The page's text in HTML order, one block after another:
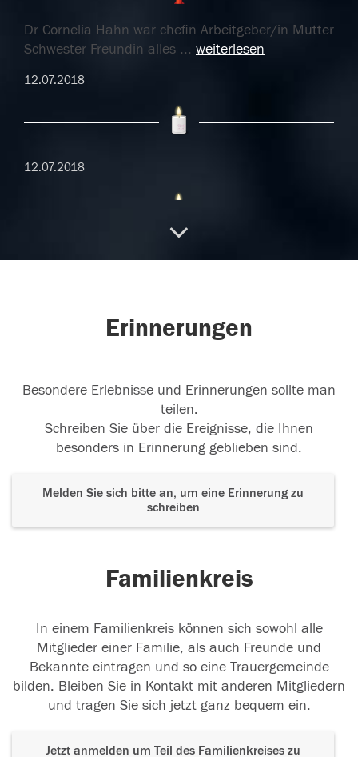
Dr Cornelia Hahn war chefin Arbeitgeber/in Mutter
Schwester Freundin alles ... weiterlesen
12.07.2018
12.07.2018
Erinnerungen
Besondere Erlebnisse und Erinnerungen sollte man
teilen.
Schreiben Sie über die Ereignisse, die Ihnen
besonders in Erinnerung geblieben sind.
Melden Sie sich bitte an, um eine Erinnerung zu
schreiben
Familienkreis
In einem Familienkreis können sich sowohl alle
Mitglieder einer Familie, als auch Freunde und
Bekannte eintragen und so eine Trauergemeinde
bilden. Bleiben Sie in Kontakt mit anderen Mitgliedern
und tragen Sie sich jetzt ganz bequem ein.
Jetzt anmelden um Teil des Familienkreises zu